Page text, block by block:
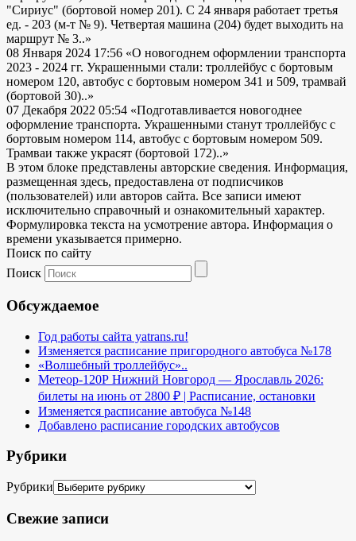
"Сириус" (бортовой номер 201). С 24 января работает третья
ед. - 203 (м-т № 9). Четвертая машина (204) будет выходить на
маршрут № 3..»
08 Января 2024 17:56 «О новогоднем оформлении транспорта
2023 - 2024 гг. Украшенными стали: троллейбус с бортовым
номером 120, автобус с бортовым номером 341 и 509, трамвай
(бортовой 30)..»
07 Декабря 2022 05:54 «Подготавливается новогоднее
оформление транспорта. Украшенными станут троллейбус с
бортовым номером 114, автобус с бортовым номером 509.
Трамваи также украсят (бортовой 172)..»
В этом блоке представлены авторские сведения. Информация,
размещенная здесь, предоставлена от подписчиков
(пользователей) или авторов сайта. Все записи имеют
исключительно справочный и ознакомительный характер.
Формулировка текста на усмотрение автора. Информация о
времени указывается примерно.
Поиск по сайту
Поиск
Обсуждаемое
Год работы сайта yatrans.ru!
Изменяется расписание пригородного автобуса №178
«Волшебный троллейбус»..
Метеор-120Р Нижний Новгород — Ярославль 2026:
билеты на июнь от 2800 ₽ | Расписание, остановки
Изменяется расписание автобуса №148
Добавлено расписание городских автобусов
Рубрики
Рубрики
Свежие записи